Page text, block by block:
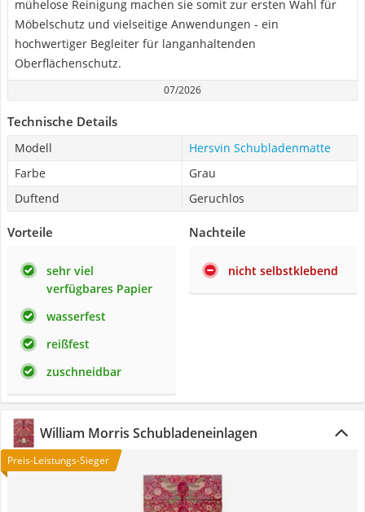
mühelose Reinigung machen sie somit zur ersten Wahl für
Möbelschutz und vielseitige Anwendungen - ein
hochwertiger Begleiter für langanhaltenden
Oberflächenschutz.
07/2026
Technische Details
Modell
Hersvin Schubladenmatte
Farbe
Grau
Duftend
Geruchlos
Vorteile
sehr viel
verfügbares Papier
wasserfest
reißfest
zuschneidbar
Nachteile
nicht selbstklebend
William Morris Schubladeneinlagen
Preis-Leistungs-Sieger